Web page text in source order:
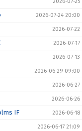
2026-07-24 20:00
2026-07-22
2026-07-17
2026-07-13
2026-06-29 09:00
2026-06-27
2026-06-26
IF 2026-06-18
2026-06-17 21:09